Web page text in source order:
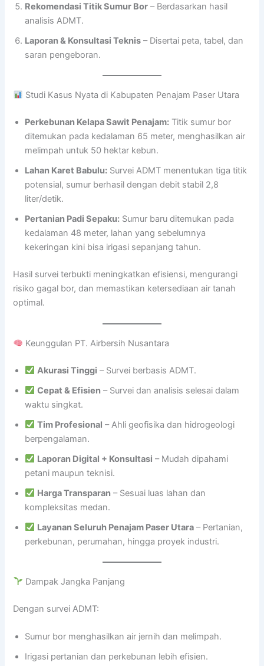
Rekomendasi Titik Sumur Bor – Berdasarkan hasil
analisis ADMT.
Laporan & Konsultasi Teknis – Disertai peta, tabel, dan
saran pengeboran.
Studi Kasus Nyata di Kabupaten Penajam Paser Utara
Perkebunan Kelapa Sawit Penajam: Titik sumur bor
ditemukan pada kedalaman 65 meter, menghasilkan air
melimpah untuk 50 hektar kebun.
Lahan Karet Babulu: Survei ADMT menentukan tiga titik
potensial, sumur berhasil dengan debit stabil 2,8
liter/detik.
Pertanian Padi Sepaku: Sumur baru ditemukan pada
kedalaman 48 meter, lahan yang sebelumnya
kekeringan kini bisa irigasi sepanjang tahun.
Hasil survei terbukti meningkatkan efisiensi, mengurangi
risiko gagal bor, dan memastikan ketersediaan air tanah
optimal.
Keunggulan PT. Airbersih Nusantara
Akurasi Tinggi – Survei berbasis ADMT.
Cepat & Efisien – Survei dan analisis selesai dalam
waktu singkat.
Tim Profesional – Ahli geofisika dan hidrogeologi
berpengalaman.
Laporan Digital + Konsultasi – Mudah dipahami
petani maupun teknisi.
Harga Transparan – Sesuai luas lahan dan
kompleksitas medan.
Layanan Seluruh Penajam Paser Utara – Pertanian,
perkebunan, perumahan, hingga proyek industri.
Dampak Jangka Panjang
Dengan survei ADMT:
Sumur bor menghasilkan air jernih dan melimpah.
Irigasi pertanian dan perkebunan lebih efisien.